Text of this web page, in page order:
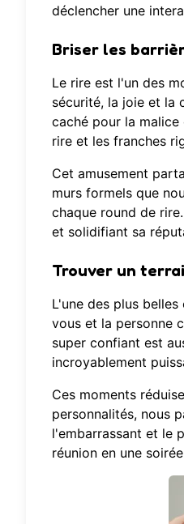
déclencher une
Briser les
Le rire est l'un des
sécurité, la joie et la
caché pour la
rire et les franches
Cet amusement
murs formels que
chaque round de
et solidifiant sa
Trouver un
L'une des plus
vous et la personne
super confiant est
incroyablement
Ces moments
personnalités, nous
l'embarrassant et le
réunion en une